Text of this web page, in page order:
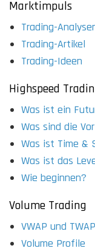
Marktimpuls
Trading-
Trading-Artikel
Trading-Ideen
Highspeed
Was ist ein
Was sind die
Was ist Time &
Was ist das
Wie beginnen?
Volume Trading
VWAP und TWAP
Volume Profile